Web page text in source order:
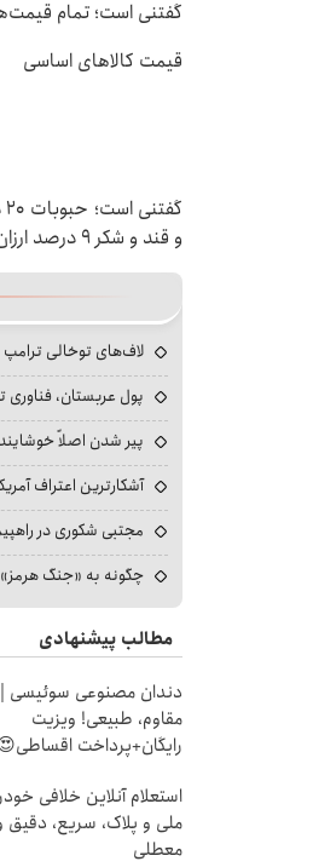
گفتنی است؛ تمام
قیمت کالاهای اساسی
و قند و شکر ۹ درصد ارزان‌تر در میادین و بازارهای میوه و تره بار به فروش می‌رسد.
لاف‌های توخالی
پول عربستان، فناوری
پیر شدن اصلاً
آشکارترین اعتراف
مجتبی شکوری در
چگونه به «جنگ هرمز»
مطالب پیشنهادی
دندان مصنوعی سوئیسی
مقاوم، طبیعی! ویزیت
رایگان+پرداخت
استعلام آنلاین خلافی
ملی و پلاک، سریع، دقیق
معطلی